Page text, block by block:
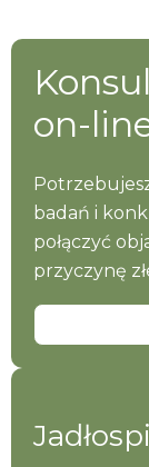
on-
badań i
połączyć
przyczynę